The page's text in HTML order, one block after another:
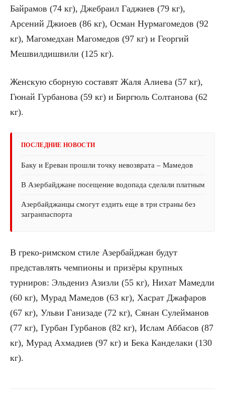
Байрамов (74 кг), Джебраил Гаджиев (79 кг),
Арсений Джиоев (86 кг), Осман Нурмагомедов (92
кг), Магомедхан Магомедов (97 кг) и Георгий
Мешвилдишвили (125 кг).
Женскую сборную составят Жаля Алиева (57 кг),
Гюнай Гурбанова (59 кг) и Биргюль Солтанова (62
кг).
ПОСЛЕДНИЕ НОВОСТИ
Баку и Ереван прошли точку невозврата – Мамедов
В Азербайджане посещение водопада сделали платным
Азербайджанцы смогут ездить еще в три страны без
загранпаспорта
В греко-римском стиле Азербайджан будут
представлять чемпионы и призёры крупных
турниров: Эльдениз Азизли (55 кг), Нихат Мамедли
(60 кг), Мурад Мамедов (63 кг), Хасрат Джафаров
(67 кг), Ульви Ганизаде (72 кг), Сянан Сулейманов
(77 кг), Гурбан Гурбанов (82 кг), Ислам Аббасов (87
кг), Мурад Ахмадиев (97 кг) и Бека Канделаки (130
кг).